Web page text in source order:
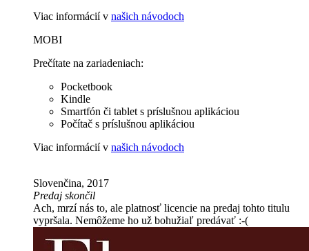
Viac informácií v našich návodoch
MOBI
Prečítate na zariadeniach:
Pocketbook
Kindle
Smartfón či tablet s príslušnou aplikáciou
Počítač s príslušnou aplikáciou
Viac informácií v našich návodoch
Slovenčina, 2017
Predaj skončil
Ach, mrzí nás to, ale platnosť licencie na predaj tohto titulu
vypršala. Nemôžeme ho už bohužiaľ predávať :-(